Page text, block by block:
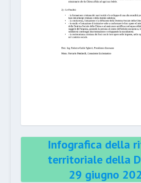
Infografica della
territoriale della
29 giugno